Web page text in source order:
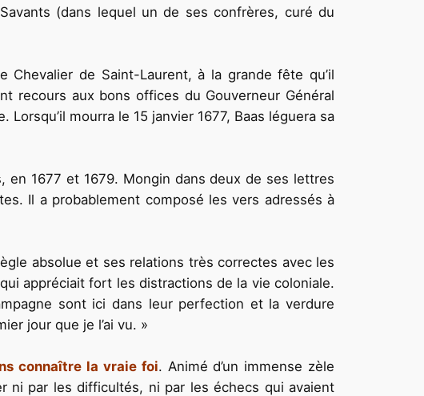
(dans lequel un de ses confrères, curé du
de Saint-Laurent, à la grande fête qu’il
recours aux bons offices du Gouverneur Général
mourra le 15 janvier 1677, Baas léguera sa
en 1677 et 1679. Mongin dans deux de ses lettres
Il a probablement composé les vers adressés à
absolue et ses relations très correctes avec les
appréciait fort les distractions de la vie coloniale.
sont ici dans leur perfection et la verdure
jour que je l’ai vu. »
connaître la vraie foi. Animé d’un immense zèle
ni par les difficultés, ni par les échecs qui avaient